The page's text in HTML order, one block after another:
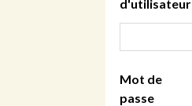
d'utilisateur
Mot de
passe